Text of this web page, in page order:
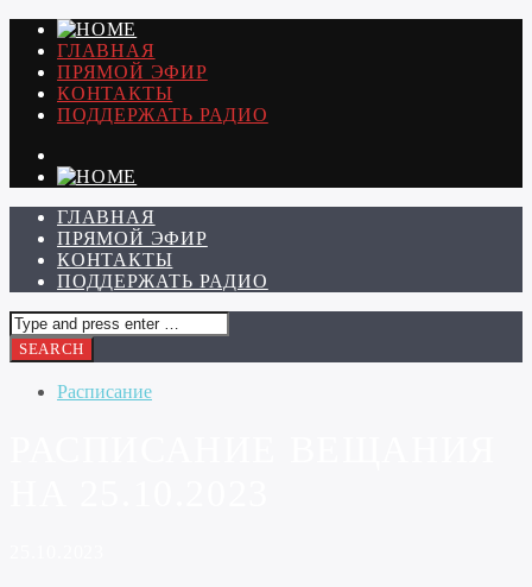
ГЛАВНАЯ
ПРЯМОЙ ЭФИР
КОНТАКТЫ
ПОДДЕРЖАТЬ РАДИО
ГЛАВНАЯ
ПРЯМОЙ ЭФИР
КОНТАКТЫ
ПОДДЕРЖАТЬ РАДИО
Расписание